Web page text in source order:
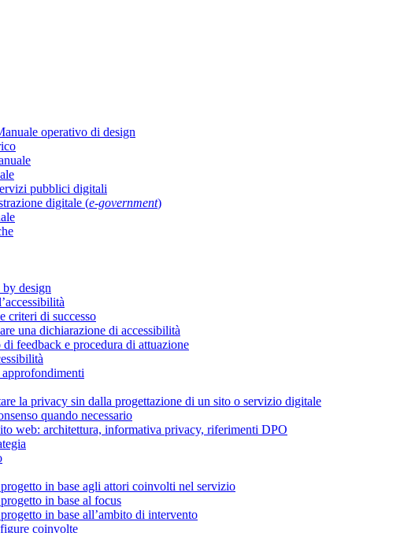
operativo di design
pubblici digitali
digitale (e-government)
design
criteri di successo
una dichiarazione di accessibilità
feedback e procedura di attuazione
la privacy sin dalla progettazione di un sito o servizio digitale
quando necessario
web: architettura, informativa privacy, riferimenti DPO
in base agli attori coinvolti nel servizio
in base al focus
in base all’ambito di intervento
coinvolte